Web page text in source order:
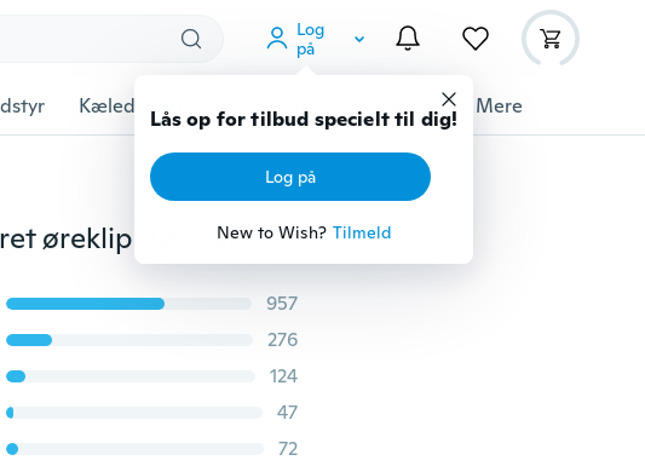
Log
på
Lås op for tilbud specielt til dig!
Log på
New to Wish? Tilmeld
Kæledyrstilbehør Gadgets Værktøj Mere
Skønhed Mode Perleøreringe Ikke-gennemboret øreklip 925 Sølvnål Bryllupsgave Kvindesmykker
957
276
124
47
72